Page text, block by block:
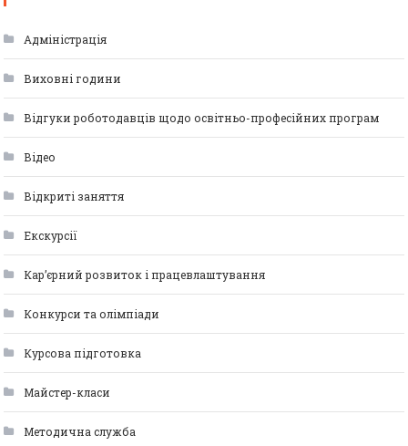
Адміністрація
Виховні години
Відгуки роботодавців щодо освітньо-професійних програм
Відео
Відкриті заняття
Екскурсії
Кар’єрний розвиток і працевлаштування
Конкурси та олімпіади
Курсова підготовка
Майстер-класи
Методична служба